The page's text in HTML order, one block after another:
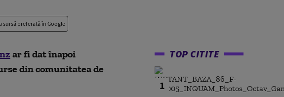
sursă preferată în Google
ar fi datînapoi
din comunitatea de
TOP CITITE
1